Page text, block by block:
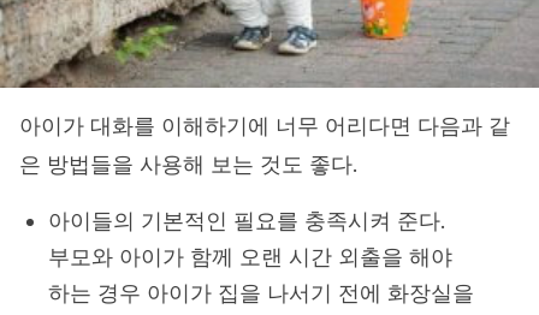
아이가 대화를 이해하기에 너무 어리다면 다음과 같
은 방법들을 사용해 보는 것도 좋다.
아이들의 기본적인 필요를 충족시켜 준다.
부모와 아이가 함께 오랜 시간 외출을 해야
하는 경우 아이가 집을 나서기 전에 화장실을